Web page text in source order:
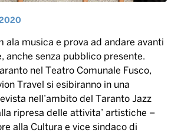
ala musica e prova ad andare avanti
anche senza pubblico presente.
nel Teatro Comunale Fusco,
Travel si esibiranno in una
nell’ambito del Taranto Jazz
ripresa delle attivita’ artistiche –
alla Cultura e vice sindaco di